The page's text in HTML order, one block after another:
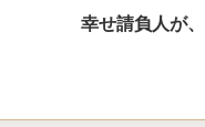
幸せ請負人が